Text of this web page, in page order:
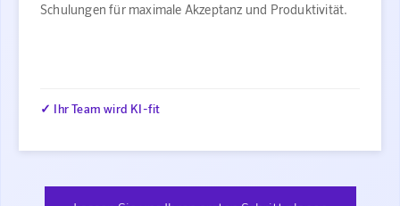
Schulungen für maximale Akzeptanz und Produktivität.
✓ Ihr Team wird KI-fit